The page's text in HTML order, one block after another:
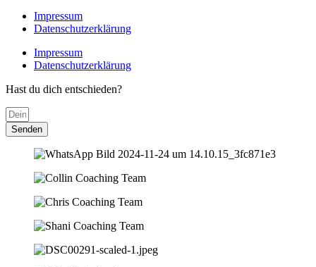
Impressum
Datenschutzerklärung
Impressum
Datenschutzerklärung
Hast du dich entschieden?
Senden